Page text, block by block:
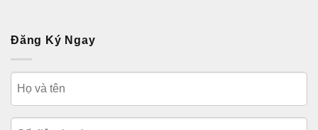
Đăng Ký Ngay